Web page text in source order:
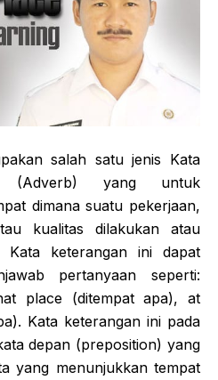
salah satu jenis Kata
(Adverb) yang untuk
dimana suatu pekerjaan,
kualitas dilakukan atau
Kata keterangan ini dapat
pertanyaan seperti:
place (ditempat apa), at
Kata keterangan ini pada
depan (preposition) yang
yang menunjukkan tempat